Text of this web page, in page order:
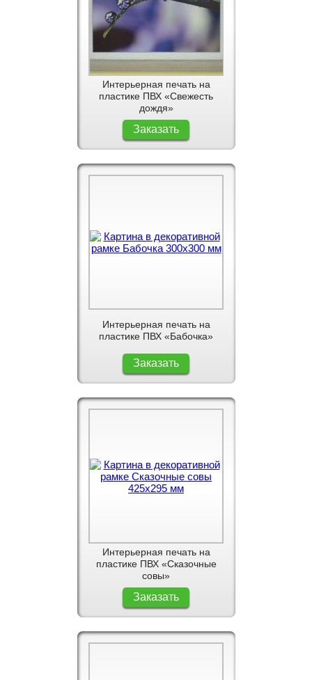
Интерьерная печать на
пластике ПВХ «Свежесть
дождя»
Заказать
Интерьерная печать на
пластике ПВХ «Бабочка»
Заказать
Интерьерная печать на
пластике ПВХ «Сказочные
совы»
Заказать